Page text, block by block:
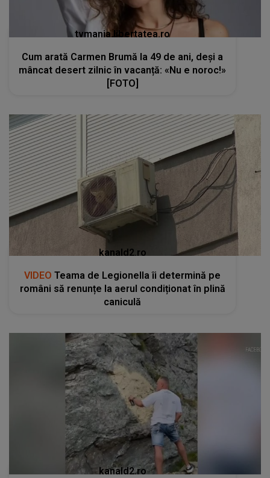
tvmania.libertatea.ro
Cum arată Carmen Brumă la 49 de ani, deși a
mâncat desert zilnic în vacanță: «Nu e noroc!»
[FOTO]
kanald2.ro
VIDEO Teama de Legionella îi determină pe
români să renunțe la aerul condiționat în plină
caniculă
kanald2.ro